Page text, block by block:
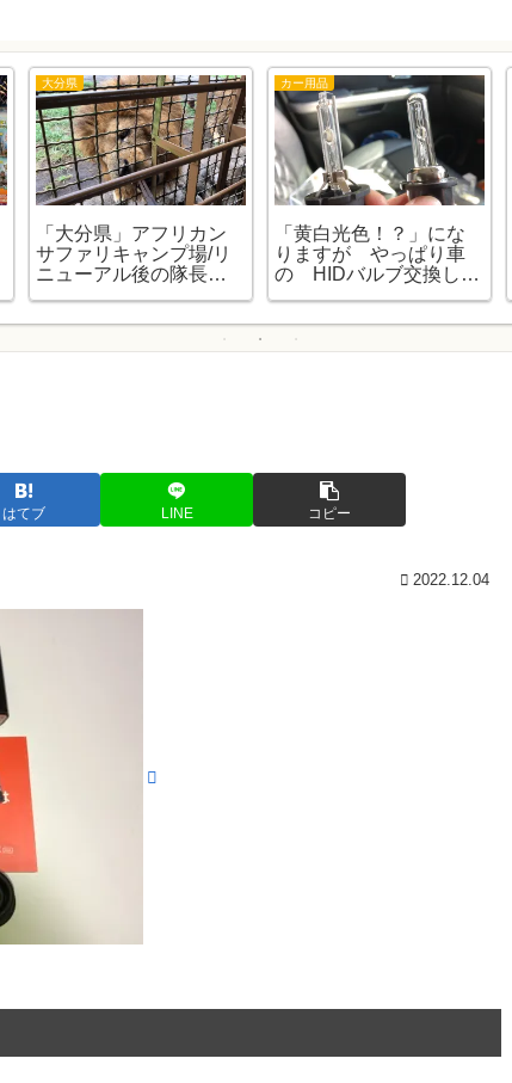
大分県
「大分県」アフリカン
サファリキャンプ場/リ
ニューアル後の隊長再
カー用品
「黄白光色！？」にな
りますが やっぱり車
の HIDバルブ交換しま
はてブ LINE コピー
2022.12.04